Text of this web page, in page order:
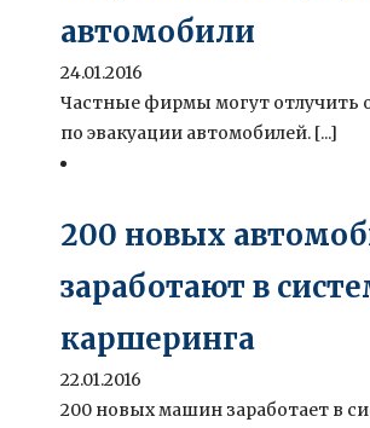
автомобили
24.01.2016
Частные фирмы могут отлучить
по эвакуации автомобилей. [...]
200 новых
заработают в
каршеринга
22.01.2016
200 новых машин заработает в